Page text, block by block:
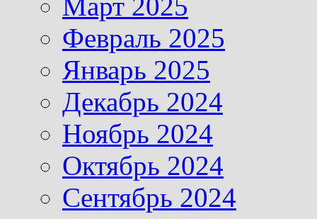
Февраль 2025
Январь 2025
Декабрь 2024
Ноябрь 2024
Октябрь 2024
Сентябрь 2024